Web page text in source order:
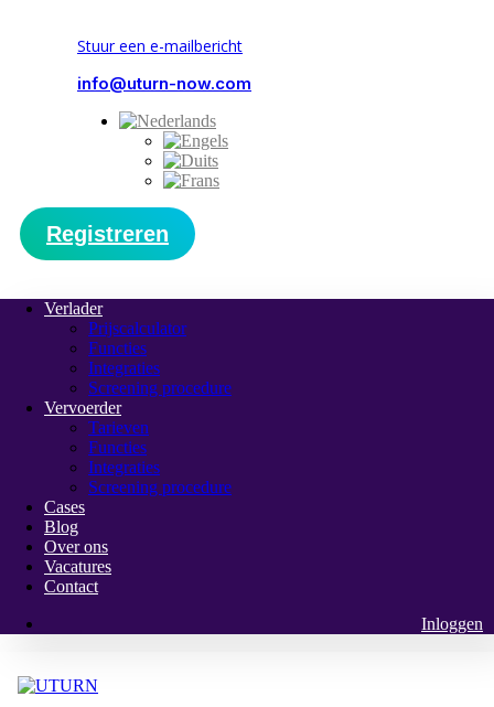
Stuur een e-mailbericht
info@uturn-now.com
Registreren
Verlader
Prijscalculator
Functies
Integraties
Screening procedure
Vervoerder
Tarieven
Functies
Integraties
Screening procedure
Cases
Blog
Over ons
Vacatures
Contact
Inloggen